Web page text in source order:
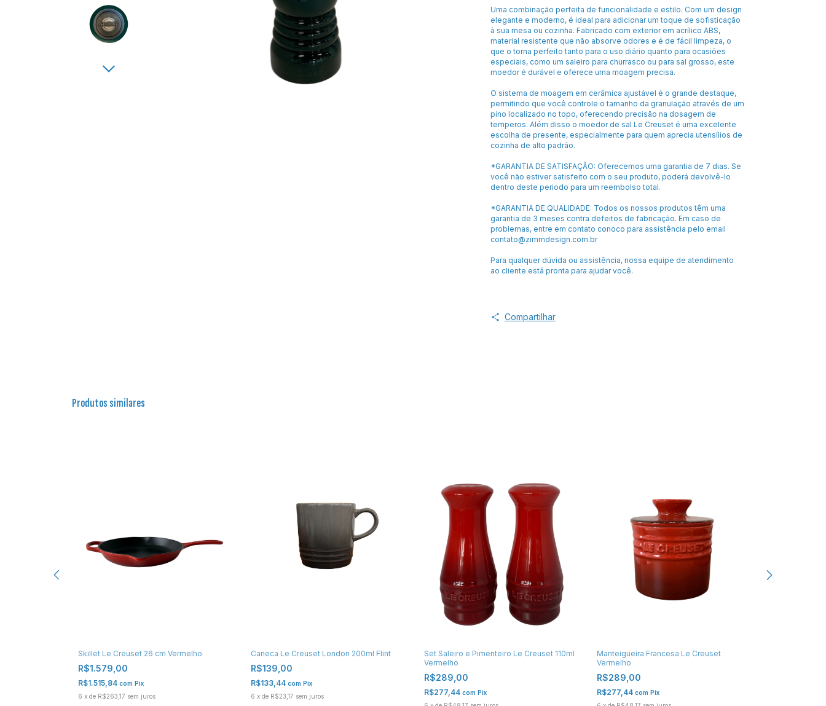
Uma combinação perfeita de funcionalidade e estilo. Com um design
elegante e moderno, é ideal para adicionar um toque de sofisticação
à sua mesa ou cozinha. Fabricado com exterior em acrílico ABS,
material resistente que não absorve odores e é de fácil limpeza, o
que o torna perfeito tanto para o uso diário quanto para ocasiões
especiais, como um saleiro para churrasco ou para sal grosso, este
moedor é durável e oferece uma moagem precisa.
O sistema de moagem em cerâmica ajustável é o grande destaque,
permitindo que você controle o tamanho da granulação através de um
pino localizado no topo, oferecendo precisão na dosagem de
temperos. Além disso o moedor de sal Le Creuset é uma excelente
escolha de presente, especialmente para quem aprecia utensílios de
cozinha de alto padrão.
*GARANTIA DE SATISFAÇÃO: Oferecemos uma garantia de 7 dias. Se
você não estiver satisfeito com o seu produto, poderá devolvê-lo
dentro deste periodo para um reembolso total.
*GARANTIA DE QUALIDADE: Todos os nossos produtos têm uma
garantia de 3 meses contra defeitos de fabricação. Em caso de
problemas, entre em contato conoco para assistência pelo email
contato@zimmdesign.com.br
Para qualquer dúvida ou assistência, nossa equipe de atendimento
ao cliente está pronta para ajudar você.
Compartilhar
Produtos similares
Skillet Le Creuset 26 cm Vermelho
R$1.579,00
R$1.515,84 com Pix
6 x de R$263,17 sem juros
Caneca Le Creuset London 200ml Flint
R$139,00
R$133,44com Pix
6 xde R$23,17 sem juros
Set Saleiro e Pimenteiro Le Creuset 110ml
Vermelho
R$289,00
R$277,44 com Pix
Manteigueira Francesa Le Creuset
Vermelho
R$289,00
R$277,44 com Pix